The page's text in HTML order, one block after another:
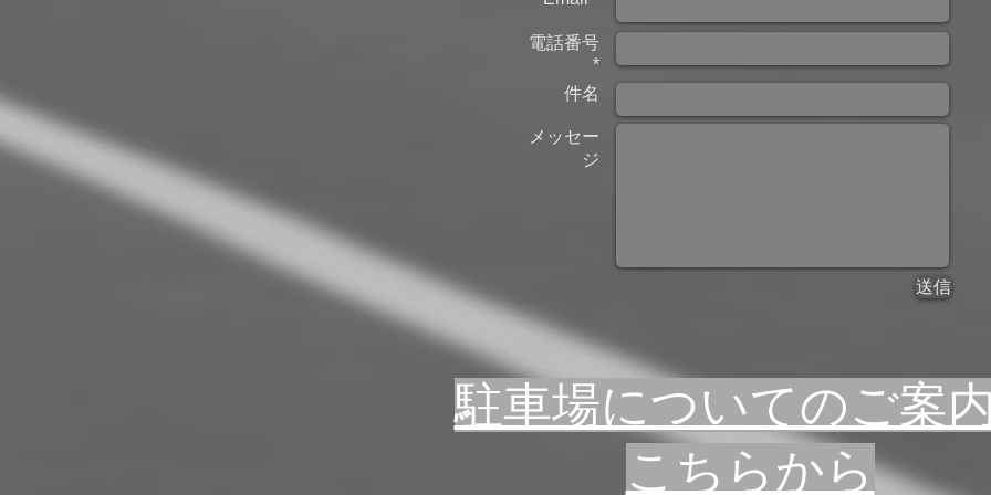
電話番号
*
件名
メッセー
ジ
送信
駐車場についてのご案
こちらから